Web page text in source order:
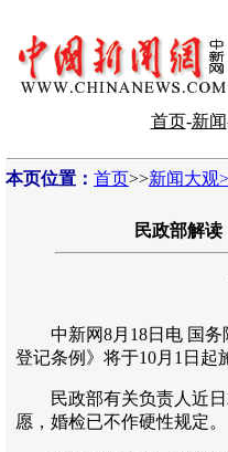
首页-新闻
本页位置： 首页>>新闻大观
民政部解
中新网8月18日电 国务
登记条例》将于10月1日起
民政部有关负责人近日
愿，婚检已不作硬性规定。